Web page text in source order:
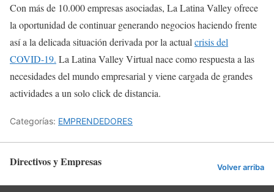
Con más de 10.000 empresas asociadas, La Latina Valley ofrece
la oportunidad de continuar generando negocios haciendo frente
así a la delicada situación derivada por la actual crisis del
COVID-19. La Latina Valley Virtual nace como respuesta a las
necesidades del mundo empresarial y viene cargada de grandes
actividades a un solo click de distancia.
Categorías: EMPRENDEDORES
Directivos y Empresas Volver arriba